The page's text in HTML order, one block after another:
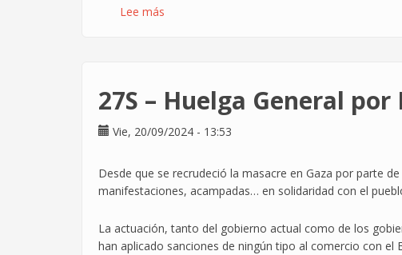
Lee más
CGT
27S – Huelga General
Vie, 20/09/2024 - 13:53
Desde que se recrudeció la masacre en Gaza por parte
manifestaciones, acampadas… en solidaridad con el
La actuación, tanto del gobierno actual como de los
han aplicado sanciones de ningún tipo al comercio con el